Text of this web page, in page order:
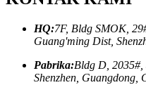
HQ:7F, Bldg SMOK,
Guang'ming Dist,
Pabrika:Bldg D, 2035#,
Shenzhen, Guangdong,